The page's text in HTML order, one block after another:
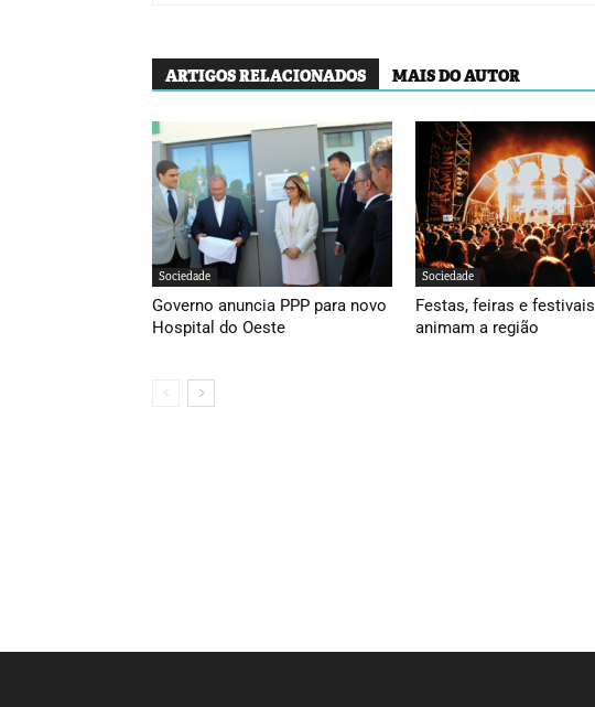
ARTIGOS RELACIONADOS MAIS DO AUTOR
Sociedade
Governo anuncia PPP para novo
Hospital do Oeste
Sociedade
Festas, feiras e festivais
animam a região